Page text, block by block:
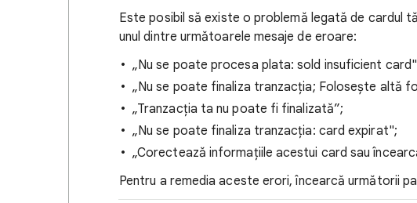
Este posibil să existe o problemă legată de cardul
unul dintre următoarele mesaje de eroare:
„Nu se poate procesa plata: sold insuficient
„Nu se poate finaliza tranzacția; Folosește altă
„Tranzacția ta nu poate fi finalizată”;
„Nu se poate finaliza tranzacția: card expirat";
„Corectează informațiile acestui card sau
Pentru a remedia aceste erori, încearcă următorii